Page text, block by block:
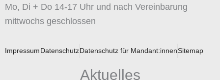
Mo, Di + Do 14-17 Uhr und nach Vereinbarung
mittwochs geschlossen
ImpressumDatenschutzDatenschutz für Mandant:innenSitemap
Aktuelles